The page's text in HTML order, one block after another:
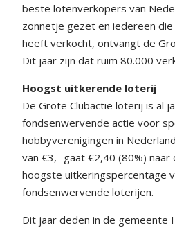
beste lotenverkopers van
zonnetje gezet en iedereen
heeft verkocht, ontvangt de
Dit jaar zijn dat ruim 80.000
Hoogst uitkerende loterij
De Grote Clubactie loterij is al
fondsenwervende actie voor
hobbyverenigingen in
van €3,- gaat €2,40 (80%) naar
hoogste uitkeringspercentage
fondsenwervende loterijen.
Dit jaar deden in de gemeente